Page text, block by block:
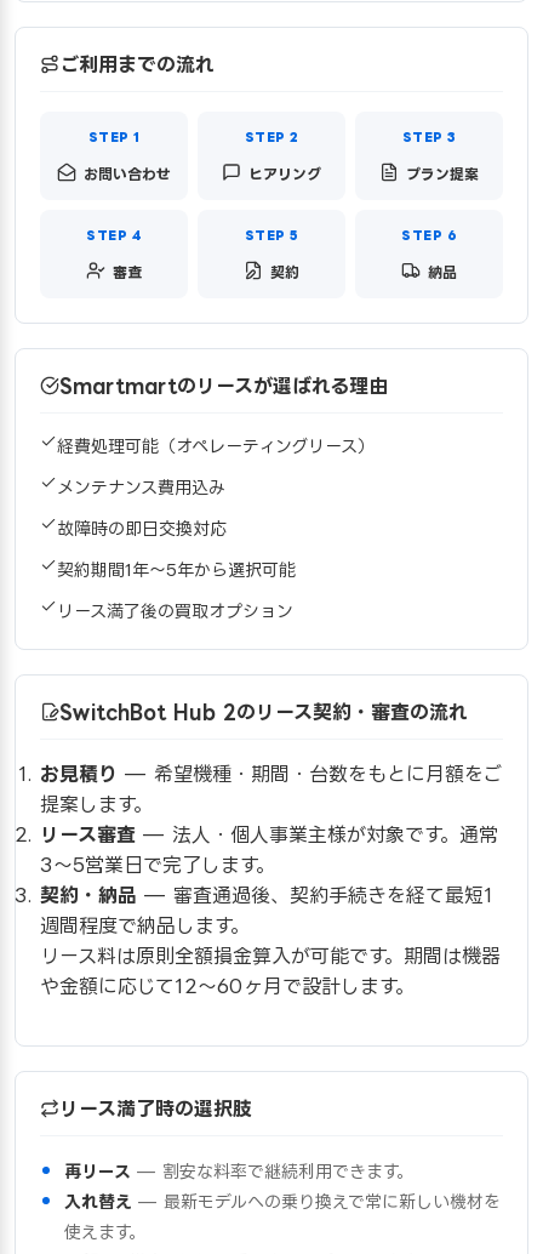
ご利用までの流れ
お問い合わせ ヒアリング プラン提案
審査 契約 納品
Smartmartのリースが選ばれる理由
経費処理可能（オペレーティングリース）
メンテナンス費用込み
故障時の即日交換対応
契約期間1年〜5年から選択可能
リース満了後の買取オプション
SwitchBot Hub 2のリース契約・審査の流れ
お見積り — 希望機種・期間・台数をもとに月額をご
提案します。
リース審査 — 法人・個人事業主様が対象です。通常
3〜5営業日で完了します。
契約・納品 — 審査通過後、契約手続きを経て最短1
週間程度で納品します。
リース料は原則全額損金算入が可能です。期間は機器
や金額に応じて12〜60ヶ月で設計します。
リース満了時の選択肢
再リース — 割安な料率で継続利用できます。
入れ替え — 最新モデルへの乗り換えで常に新しい機材を
使えます。